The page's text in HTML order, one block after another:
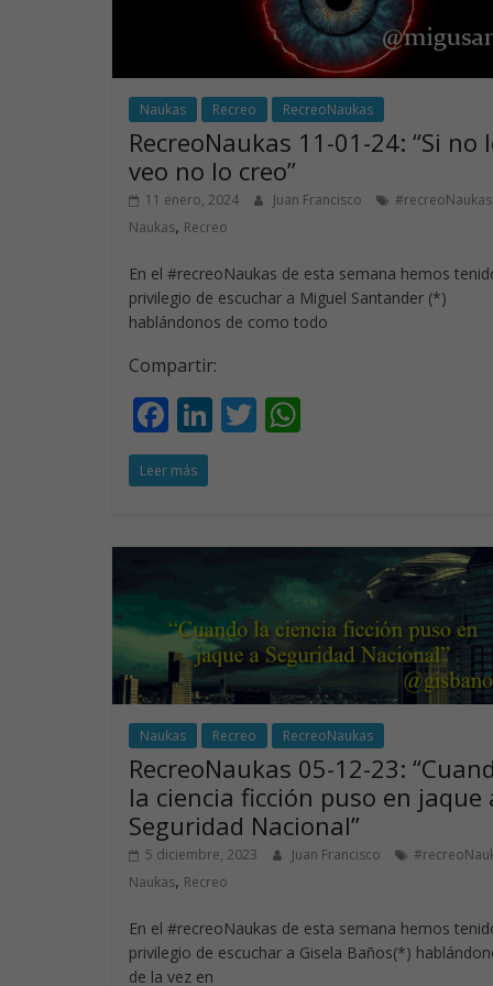
Naukas Recreo RecreoNaukas
RecreoNaukas 11-01-24: “Si no
veo no lo creo”
11 enero, 2024 Juan Francisco #recreoNaukas
Naukas, Recreo
En el #recreoNaukas de esta semana hemos
privilegio de escuchar a Miguel Santander (*)
hablándonos de como todo
Compartir:
F
ac
e
o
k
Li
dI
T
A
p
p
Leer más
Naukas Recreo RecreoNaukas
RecreoNaukas 05-12-23:
la ciencia ficción puso en jaque
Seguridad Nacional”
5 diciembre, 2023 Juan Francisco
Naukas, Recreo
En el #recreoNaukas de esta semana hemos
privilegio de escuchar a Gisela Baños(*)
de la vez en